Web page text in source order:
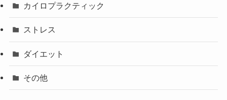
カイロプラクティック
ストレス
ダイエット
その他